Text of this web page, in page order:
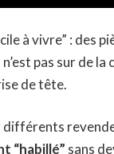
à vivre” : des
pas sur de
de tête.
différents
“habillé” sans